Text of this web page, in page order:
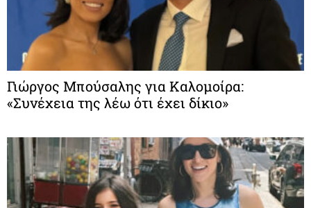
Γιώργος Μπούσαλης για Καλομοίρα:
«Συνέχεια της λέω ότι έχει δίκιο»